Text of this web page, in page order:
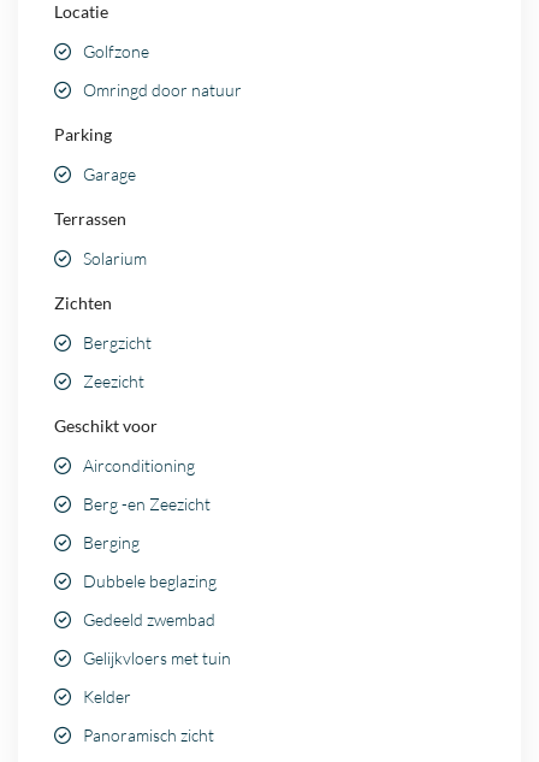
Locatie
Golfzone
Omringd door natuur
Parking
Garage
Terrassen
Solarium
Zichten
Bergzicht
Zeezicht
Geschikt voor
Airconditioning
Berg -en Zeezicht
Berging
Dubbele beglazing
Gedeeld zwembad
Gelijkvloers met tuin
Kelder
Panoramisch zicht